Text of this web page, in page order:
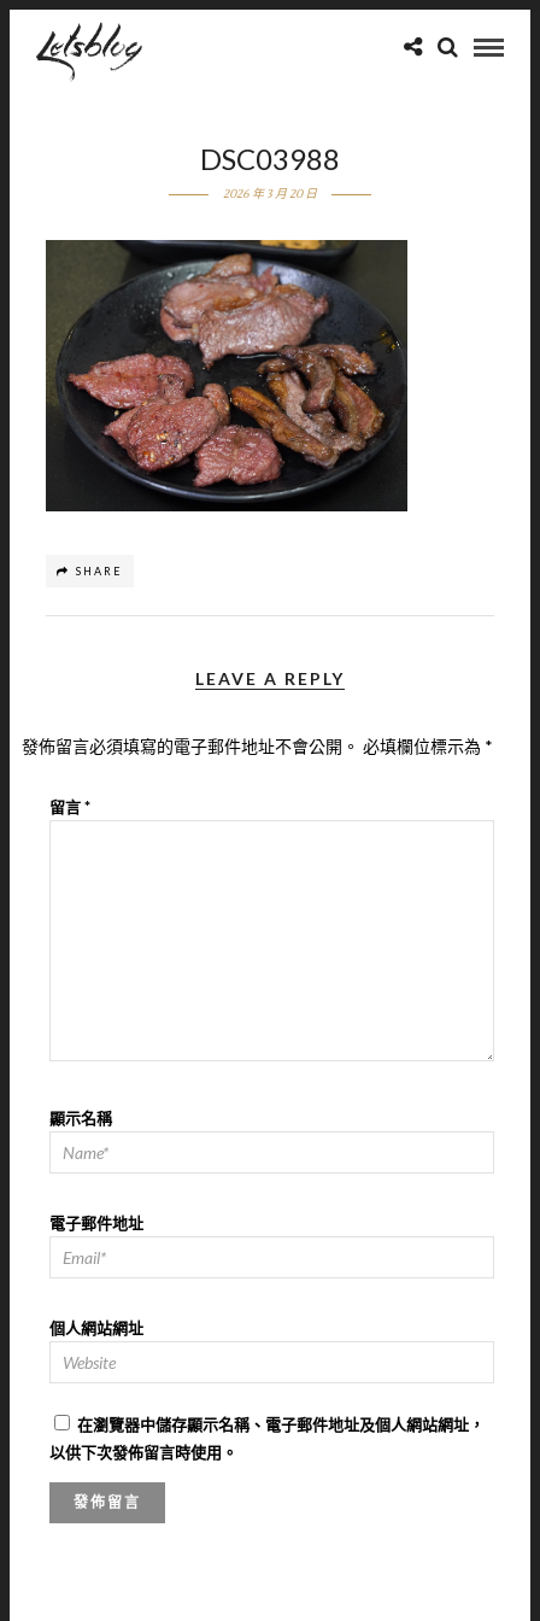
DSC03988
2026 年 3 月 20 日
SHARE
LEAVE A REPLY
發佈留言必須填寫的電子郵件地址不會公開。 必填欄位標示為 *
留言*
顯示名稱
電子郵件地址
個人網站網址
在瀏覽器中儲存顯示名稱、電子郵件地址及個人網站網址，
以供下次發佈留言時使用。